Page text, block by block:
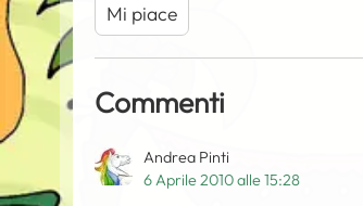
Mi piace
Commenti
Andrea Pinti
6 Aprile 2010 alle 15:28